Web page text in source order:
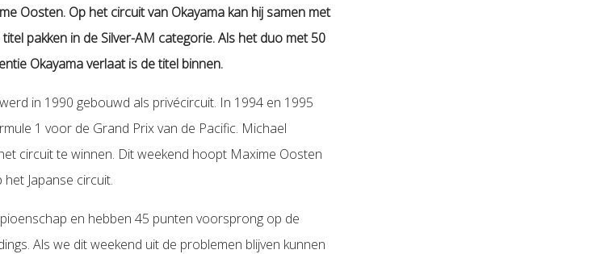
Oosten. Op het circuit van Okayama kan hij samen met
pakken in de Silver-AM categorie. Als het duo met 50
Okayama verlaat is de titel binnen.
in 1990 gebouwd als privécircuit. In 1994 en 1995
1 voor de Grand Prix van de Pacific. Michael
circuit te winnen. Dit weekend hoopt Maxime Oosten
Japanse circuit.
en hebben 45 punten voorsprong op de
Als we dit weekend uit de problemen blijven kunnen